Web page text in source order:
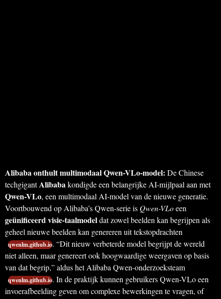
Alibaba onthult multimodaal Qwen-VLo-model: De Chinese
techgigantAlibabakondigde een belangrijke AI-mijlpaal aan met
Qwen-VLo, een multimodaal AI-model van de nieuwe generatie.
Voortbouwend op Alibaba’s Qwen-serie is Qwen-VLoeen
geünificeerd visie-taalmodeldat zowel beelden kan begrijpen als
geheel nieuwe beelden kan genereren uit tekstopdrachten
qwenlm.github.io. “Dit nieuw verbeterde model begrijpt de wereld
niet alleen, maar genereert ook hoogwaardige weergaven op basis
van dat begrip,” aldus het Alibaba Qwen-onderzoeksteam
qwenlm.github.io. In de praktijk kunnen gebruikers Qwen-VLo een
invoerafbeelding geven om complexe bewerkingen te vragen, of